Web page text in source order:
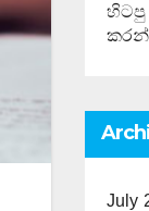
හිටපු
July